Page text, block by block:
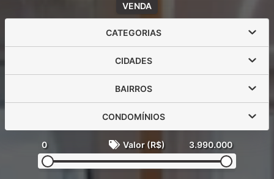
VENDA
CATEGORIAS
CIDADES
BAIRROS
CONDOMÍNIOS
0 Valor (R$) 3.990.000